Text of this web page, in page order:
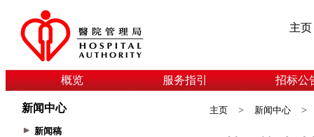
主页
概览 服务指引 招标公
新闻中心
新闻稿
主页 > 新闻中心 >